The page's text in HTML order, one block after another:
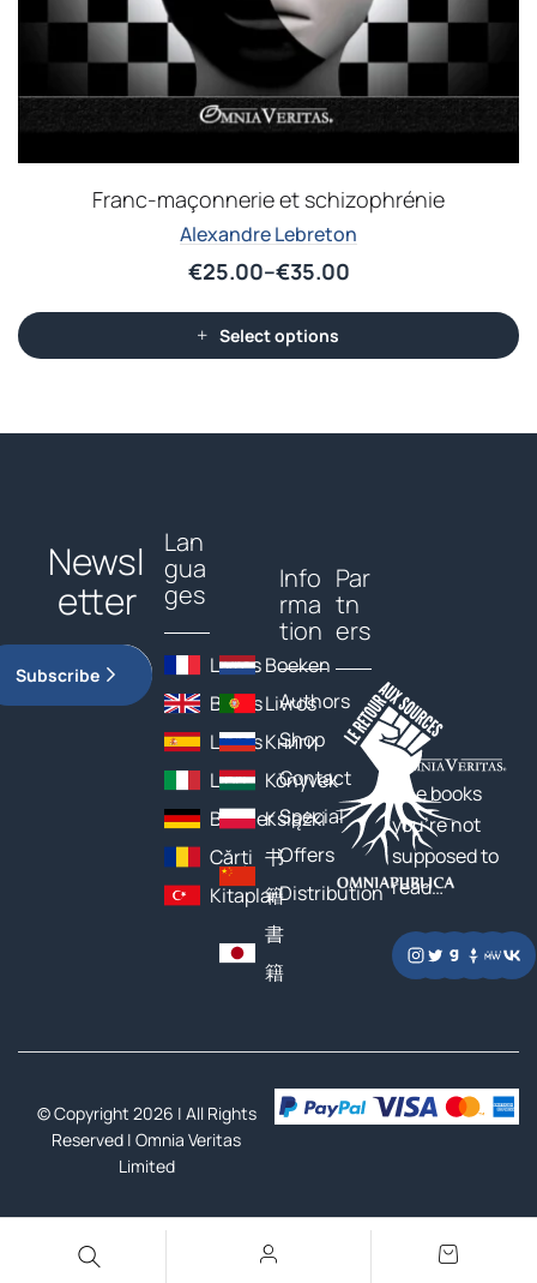
Franc-maçonnerie et schizophrénie
Alexandre Lebreton
€25.00–€35.00
Select options
Newsl
etter
Subscribe
Lan
gua
ges
Livres
Books
Libros
Libri
Bücher
Cărți
Kitaplar
Boeken
Livros
Книги
Könyvek
Książki
书
籍
書
籍
Info
rma
tion
Authors
Shop
Contact
Special
Offers
Distribution
Par
tn
ers
The books
you’re not
supposed to
read…
© Copyright 2026 | All Rights
Reserved |Omnia Veritas
Limited